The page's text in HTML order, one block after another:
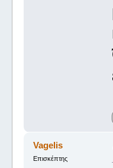
Vagelis
Επισκέπτης